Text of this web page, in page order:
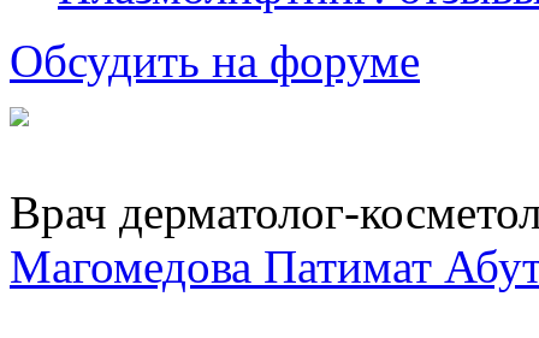
Обсудить на форуме
Врач дерматолог-
Магомедова Патимат